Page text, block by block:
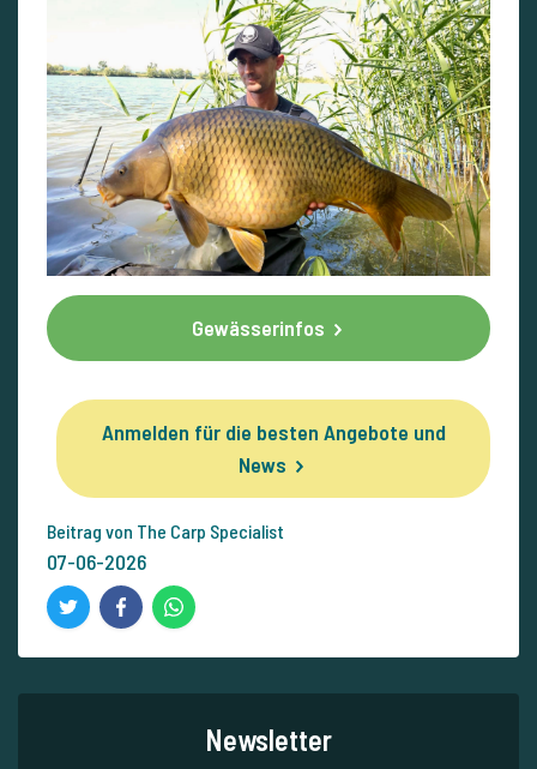
Gewässerinfos
Anmelden für die besten Angebote und
News
Beitrag von The Carp Specialist
07-06-2026
Newsletter